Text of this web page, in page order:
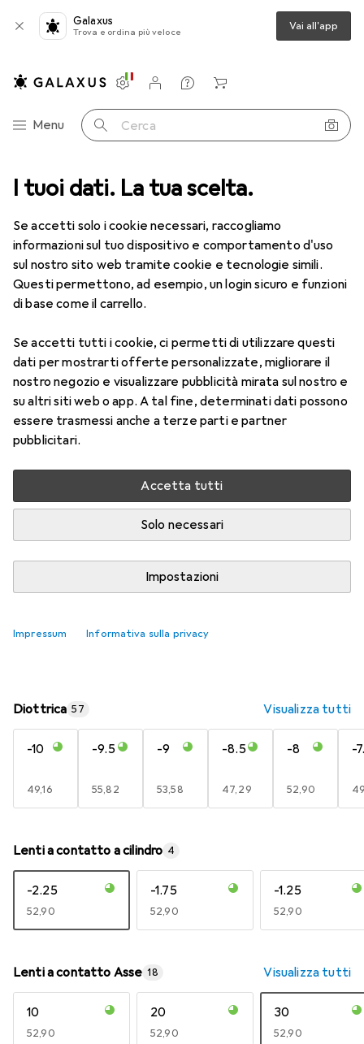
I tuoi dati. La tua scelta.
Se accetti solo i cookie necessari, raccogliamo
informazioni sul tuo dispositivo e comportamento d'uso
sul nostro sito web tramite cookie e tecnologie simili.
Questi permettono, ad esempio, un login sicuro e funzioni
di base come il carrello.
Se accetti tutti i cookie, ci permetti di utilizzare questi
dati per mostrarti offerte personalizzate, migliorare il
nostro negozio e visualizzare pubblicità mirata sul nostro e
su altri siti web o app. A tal fine, determinati dati possono
essere trasmessi anche a terze parti e partner
pubblicitari.
Accetta tutti
Solo necessari
Impostazioni
Impressum Informativa sulla privacy
Galaxus
Trova e ordina più veloce Vai all'app
Categoria Navigazione
Menu Cerca
Impostazioni
Conto cliente
Liste di confronto
Liste dei desideri
Carrello
Lenti a contatto Air Optix HydraGlyde per l'astigmatismo 6
1 Immagine
Air Optix HydraGlyde per
+4.5, Obiettivo mensile, 6 pz., Torico
Prezzo in EUR IVA incl.
EUR
52,90 EUR
8,82/1pz.
Consegna tra lun, 17/8 e mer, 19/8
Più di 10 pezzi in stock presso il fornitore
Aggiungi al carrello
Diottrica 57 Visualizza tutti
-10
EUR
49,16
-9.5
EUR
55,82
-9
EUR
53,58
-8.5
EUR
47,29
-8
EUR
52,90
-
Lenti a contatto a cilindro 4
-2.25
EUR
52,90
-1.75
EUR
52,90
-1.25
EUR
52,90
Lenti a contatto Asse 18 Visualizza tutti
10
EUR
52,90
20
EUR
52,90
30
EUR
52,90